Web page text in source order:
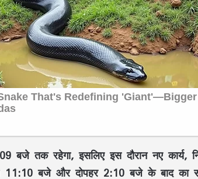
बजे तकरहेगा, इसलिए इस दौरान नए कार्य,
बजेऔर दोपहर 2:10 बजे के बादका